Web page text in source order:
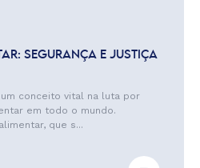
SEGURANÇA E JUSTIÇA
conceito vital na luta por
em todo o mundo.
que s...